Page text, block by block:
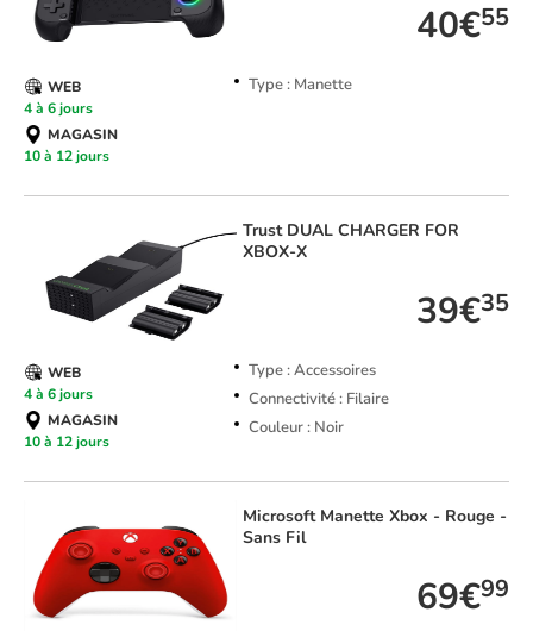
40€55
Type : Manette
WEB
4 à 6 jours
MAGASIN
10 à 12 jours
Trust DUAL CHARGER FOR
XBOX-X
39€35
Type : Accessoires
Connectivité : Filaire
Couleur : Noir
WEB
4 à 6 jours
MAGASIN
10 à 12 jours
Microsoft Manette Xbox - Rouge -
Sans Fil
69€99